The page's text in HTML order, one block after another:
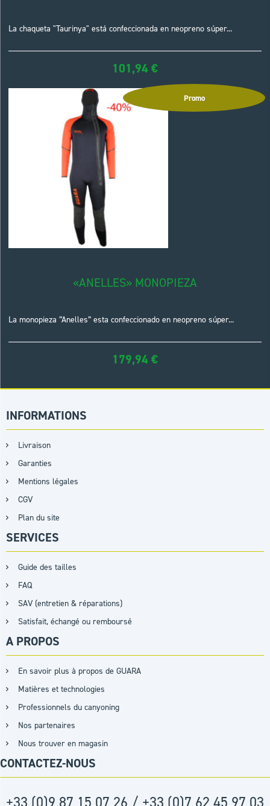
La chaqueta "Taurinya" está confeccionada en neopreno súper...
101,94€
Promo
«ANELLES» MONOPIEZA
La monopieza “Anelles” esta confeccionado en neopreno súper...
179,94€
INFORMATIONS
Livraison
Garanties
Mentions légales
CGV
Plan du site
SERVICES
Guide des tailles
FAQ
SAV (entretien & réparations)
Satisfait, échangé ou remboursé
A PROPOS
En savoir plus à propos de GUARA
Matières et technologies
Professionnels du canyoning
Nos partenaires
Nous trouver en magasin
CONTACTEZ-NOUS
+33 (0)9 87 15 07 26 / +33 (0)7 62 45 97 03